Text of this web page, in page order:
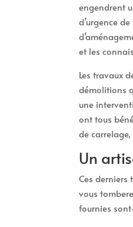
engendrent
d’urgence
et les
Les travaux
démolitions
une
ont tous
de
Un
Ces derniers
vous
fournies